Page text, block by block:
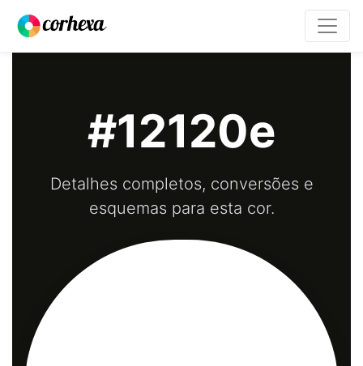
#12120e
Detalhes completos, conversões e
esquemas para esta cor.